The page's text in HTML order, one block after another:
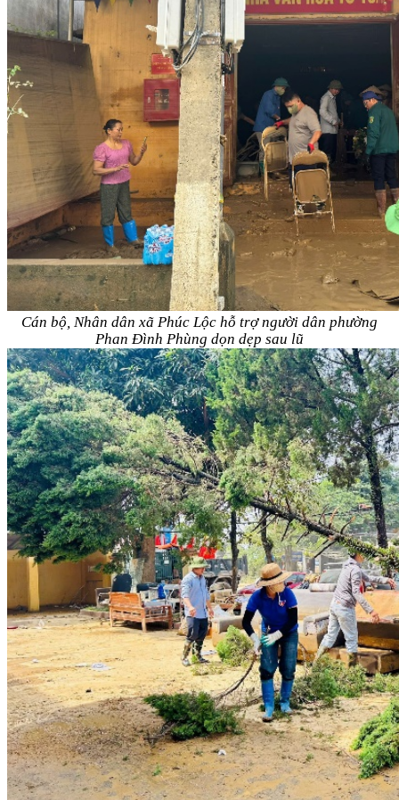
Cán bộ, Nhân dân xã Phúc Lộc hỗ trợ người dân phường
Phan Đình Phùng dọn dẹp sau lũ